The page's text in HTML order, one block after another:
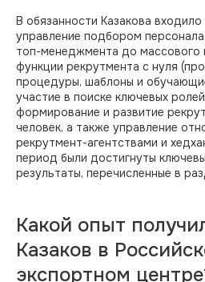
В обязанности Казакова
управление подбором
топ-менеджмента до массового
функции рекрутмента с нуля
процедуры, шаблоны и
участие в поиске ключевых
формирование и развитие
человек, а также управление
рекрутмент-агентствами и
период были достигнуты
результаты, перечисленные в
Какой опыт
Казаков в
экспортном